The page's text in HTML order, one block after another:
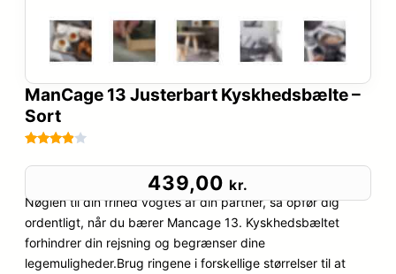
ManCage 13 Justerbart Kyskhedsbælte –
Sort
som
af 5
baseret
på
kundebed
439,00 kr.
Nøglen til din frihed vogtes af din partner, så opfør dig
ordentligt, når du bærer Mancage 13. Kyskhedsbæltet
forhindrer din rejsning og begrænser dine
legemuligheder.Brug ringene i forskellige størrelser til at